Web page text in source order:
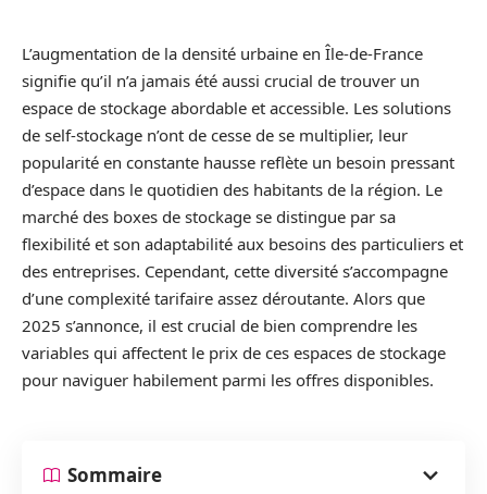
L’augmentation de la densité urbaine en Île-de-France
signifie qu’il n’a jamais été aussi crucial de trouver un
espace de stockage abordable et accessible. Les solutions
de self-stockage n’ont de cesse de se multiplier, leur
popularité en constante hausse reflète un besoin pressant
d’espace dans le quotidien des habitants de la région. Le
marché des boxes de stockage se distingue par sa
flexibilité et son adaptabilité aux besoins des particuliers et
des entreprises. Cependant, cette diversité s’accompagne
d’une complexité tarifaire assez déroutante. Alors que
2025 s’annonce, il est crucial de bien comprendre les
variables qui affectent le prix de ces espaces de stockage
pour naviguer habilement parmi les offres disponibles.
Sommaire